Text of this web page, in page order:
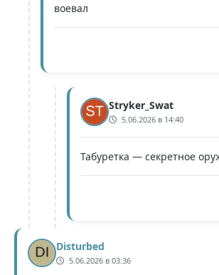
воевал
Stryker_Swat
5.06.2026 в 14:40
Табуретка — секретное
Disturbed
5.06.2026 в 03:36